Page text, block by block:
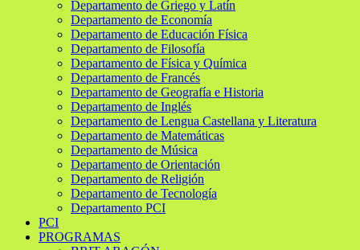
Departamento de Griego y Latín
Departamento de Economía
Departamento de Educación Física
Departamento de Filosofía
Departamento de Física y Química
Departamento de Francés
Departamento de Geografía e Historia
Departamento de Inglés
Departamento de Lengua Castellana y Literatura
Departamento de Matemáticas
Departamento de Música
Departamento de Orientación
Departamento de Religión
Departamento de Tecnología
Departamento PCI
PCI
PROGRAMAS